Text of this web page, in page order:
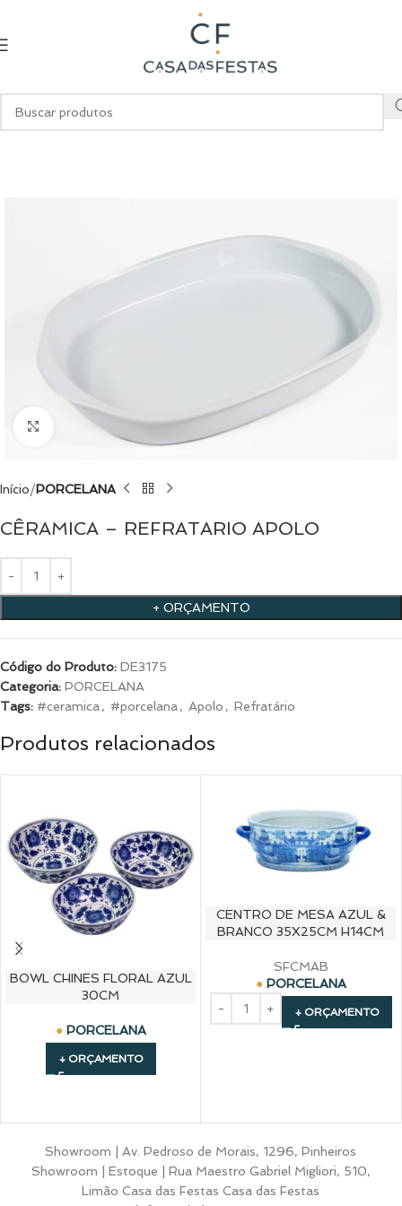
Clique para ampliar
Início PORCELANA
CÊRAMICA – REFRATARIO APOLO
+ ORÇAMENTO
Código do Produto: DE3175
Categoria: PORCELANA
Tags: #ceramica, #porcelana, Apolo , Refratário
Produtos relacionados
BOWL CHINES FLORAL AZUL
30CM
PORCELANA
+ ORÇAMENTO
CENTRO DE MESA AZUL &
BRANCO 35X25CM H14CM
SFCMAB
PORCELANA
+ ORÇAMENTO
Showroom | Av. Pedroso de Morais, 1296, Pinheiros
Showroom | Estoque | Rua Maestro Gabriel Migliori, 510,
Limão Casa das Festas Casa das Festas